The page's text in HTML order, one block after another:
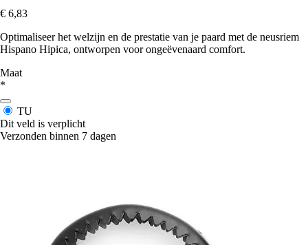
€ 6,83
Optimaliseer het welzijn en de prestatie van je paard met de neusriem
Hispano Hipica, ontworpen voor ongeëvenaard comfort.
Maat
*
TU
Dit veld is verplicht
Verzonden binnen 7 dagen